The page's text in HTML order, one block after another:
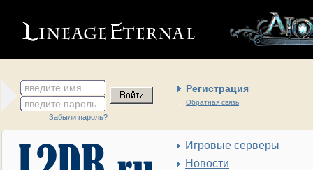
введите имя Регистрация
Обратная связь
введите пароль
Забыли пароль?
Игровые серверы
Новости